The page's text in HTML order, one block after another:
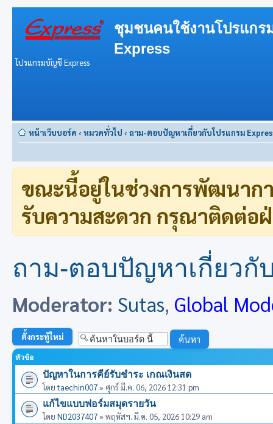
ชุมชนคนใช้งานโปรแก
Express
โปรแกรมบัญชี Express
หน้าเว็บบอร์ด ‹ หมวดทั่วไป ‹ ถาม-ตอบปัญหาเกี่ยวกับโปรแกรม
ขณะนี้อยู่ในช่วงการพัฒนาก
รับความสะดวก กรุณาติดต่อ
ถาม-ตอบปัญหาเกี่ยวกั
Moderator: Sutas, Global
ตั้งกระทู้ใหม่
หัวข้อ
ปัญหาในการคีย์รับชำระ เกณเงินสด
โดยtaechin007» ศุกร์ มี.ค. 06, 2026 12:31 pm
แก้ไขแบบฟอร์มสมุดรายวัน
โดย ND2037407» พฤหัสฯ. มี.ค. 05, 2026 10:29 am